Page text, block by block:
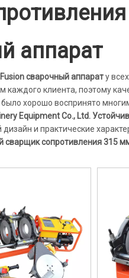
аппарат
сварочный аппарату
клиента, поэтому
было хорошо воспринято
Equipment Co., Ltd.
и практические
сварщик сопротивления 315